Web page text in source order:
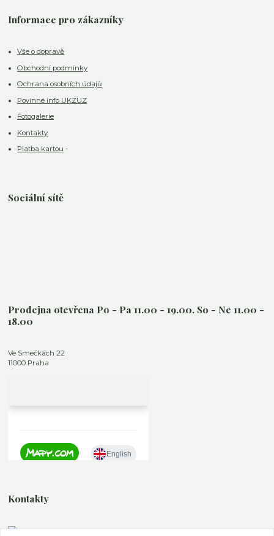
Informace pro zákazníky
Vše o dopravě
Obchodní podmínky
Ochrana osobních údajů
Povinné info UKZUZ
Fotogalerie
Kontakty
Platba kartou -
Sociální sítě
Prodejna otevřena Po - Pa 11.00 - 19.00. So - Ne 11.00 -
18.00
Ve Smečkách 22
11000 Praha
Kontakty